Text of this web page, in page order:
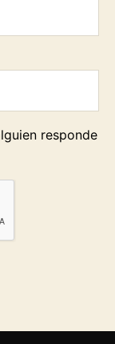
responde